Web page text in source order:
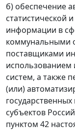
б) обеспечение
статистической
информации в
коммунальными
поставщиками
систем, а также
(или)
субъектов
пунктом 42